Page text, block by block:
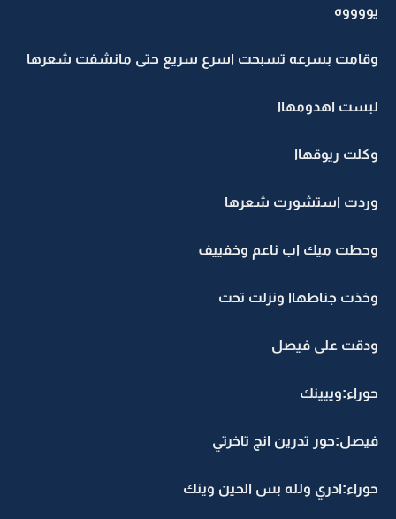
يووووه
وقامت بسرعه تسبحت اسرع سريع حتى مانشفت شعرها
لبست اهدومهاا
وكلت ريوقهاا
وردت استشورت شعرها
وحطت ميك اب ناعم وخفييف
وخذت جناطهاا ونزلت تحت
ودقت على فيصل
حوراء:وييينك
فيصل:حور تدرين انج تاخرتي
حوراء:ادري ولله بس الحين وينك